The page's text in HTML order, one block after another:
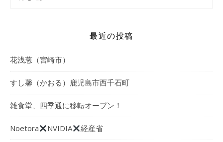
最近の投稿
花浅葱（宮崎市）
すし馨（かおる）鹿児島市西千石町
雑食堂、四季通に移転オープン！
Noetora NVIDIA 経産省